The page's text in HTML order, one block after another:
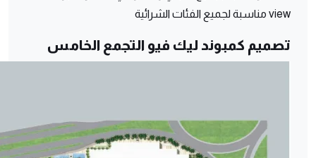
view مناسبة لجميع الفئات الشرائية
تصميم كمبوند ليك فيو التجمع الخامس